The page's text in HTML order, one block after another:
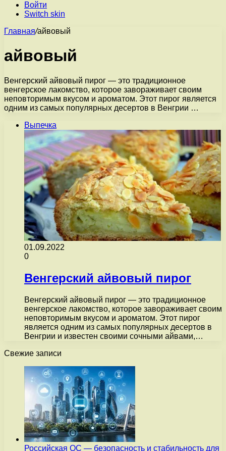
Войти
Switch skin
Главная/айвовый
айвовый
Венгерский айвовый пирог — это традиционное
венгерское лакомство, которое завораживает своим
неповторимым вкусом и ароматом. Этот пирог является
одним из самых популярных десертов в Венгрии …
Выпечка
01.09.2022
0
Венгерский айвовый пирог
Венгерский айвовый пирог — это традиционное
венгерское лакомство, которое завораживает своим
неповторимым вкусом и ароматом. Этот пирог
является одним из самых популярных десертов в
Венгрии и известен своими сочными айвами,…
Свежие записи
Российская ОС — безопасность и стабильность для